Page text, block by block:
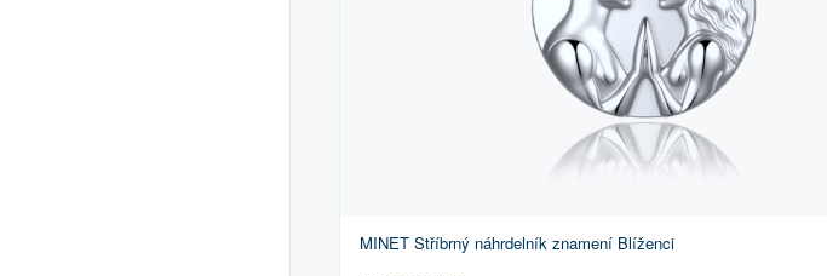
MINET Stříbrný náhrdelník znamení Blíženci